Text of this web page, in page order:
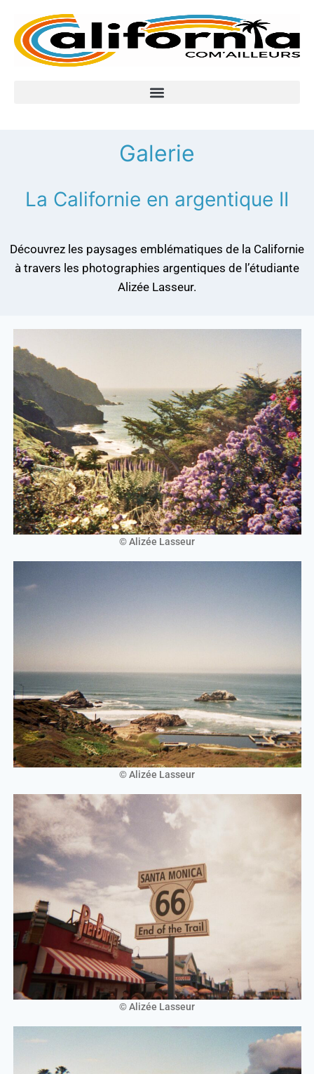
Galerie
La Californie en argentique II
Découvrez les paysages emblématiques de la Californie
à travers les photographies argentiques de l’étudiante
Alizée Lasseur.
© Alizée Lasseur
© Alizée Lasseur
© Alizée Lasseur